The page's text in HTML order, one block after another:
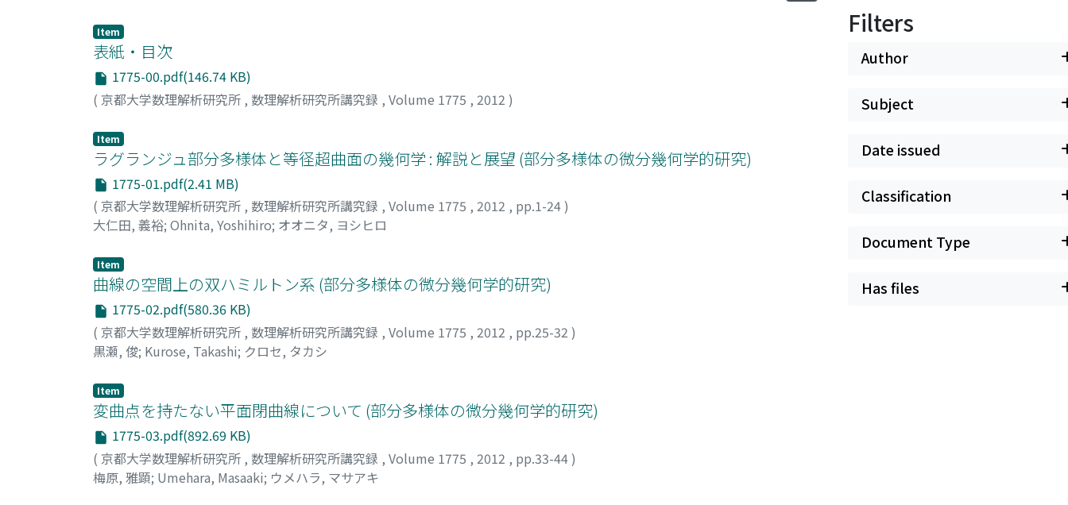
Item
表紙・目次
1775-00.pdf(146.74 KB)
( 京都大学数理解析研究所 , 数理解析研究所講究録 , Volume 1775 , 2012 )
Item
ラグランジュ部分多様体と等径超曲面の幾何学 : 解説と展望 (部分多様体の微分幾何学的研究)
1775-01.pdf(2.41 MB)
( 京都大学数理解析研究所 , 数理解析研究所講究録 , Volume 1775 , 2012 , pp.1-24)
大仁田, 義裕; Ohnita, Yoshihiro; オオニタ, ヨシヒロ
Item
曲線の空間上の双ハミルトン系 (部分多様体の微分幾何学的研究)
1775-02.pdf(580.36 KB)
( 京都大学数理解析研究所 , 数理解析研究所講究録 , Volume 1775 , 2012 , pp.25-32 )
黒瀬, 俊; Kurose, Takashi; クロセ, タカシ
Item
変曲点を持たない平面閉曲線について (部分多様体の微分幾何学的研究)
1775-03.pdf(892.69 KB)
( 京都大学数理解析研究所 , 数理解析研究所講究録 , Volume 1775 , 2012 , pp.33-44)
梅原, 雅顕; Umehara, Masaaki; ウメハラ, マサアキ
Filters
Author
Subject
Date issued
Classification
Document Type
Has files